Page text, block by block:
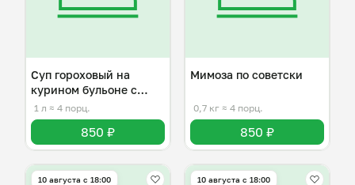
Суп гороховый на
курином бульоне с
капчёностямии
1 л ≈ 4 порц.
850 ₽
Мимоза по советски
0,7 кг ≈ 4 порц.
850 ₽
10 августа с 18:00 10 августа с 18:00